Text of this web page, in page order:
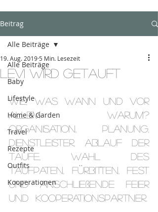
Beitrag
Alle Beiträge
Baby
Lifestyle
Home & Garden
Travel
Rezepte
Outfits
Kooperationen
Alle Beiträge
Levi wird getauft
19. Aug. 2019 5 Min. Lesezeit
Wie, Was wann und vor
allem Warum?
Organisation, Planung,
Dienstleister, Ablauf der
Taufe, Wahl des
Taufpaten, Fürbitten, Fest
und anschließende Feier
und  Kooperationspartner.